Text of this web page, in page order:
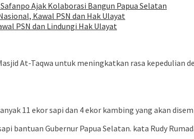
Ajak Kolaborasi Bangun Papua Selatan
Kawal PSN dan Hak Ulayat
PSN dan Lindungi Hak Ulayat
At-Taqwa untuk meningkatkan rasa kepedulian
11 ekor sapi dan 4 ekor kambing yang akan
bantuan Gubernur Papua Selatan. kata Rudy